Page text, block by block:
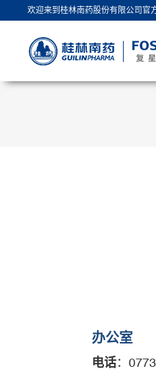
欢迎来到桂林南药股份有限公司官
办公室
电话：